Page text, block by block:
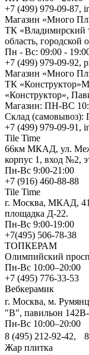
+7 (499) 979-09-87,
Магазин «Много
ТК «Владимирский
область, городской
Пн - Вс: 09:00 -
+7 (499) 979-09-92,
Магазин «Много
ТК
«Конструктор»,
Магазин: ПН-ВС
Склад
+7 (499) 979-09-91,
Tile Time
66км МКАД, ул.
корпус 1, вход №2,
Пн-Вс 9:00-21:00
+7 (916) 460-88-88
Tile Time
г. Москва, МКАД,
площадка Д-22.
Пн-Вс 9:00-19:00
+7(495) 506-78-38
ТОПКЕРАМ
Олимпийский
Пн-Вс 10:00–20:00
+7 (495) 776-33-53
Вебкерамик
г. Москва, м.
"В", павильон
Пн-Вс 10:00–20:00
8 (495) 212-92-42,
Жар плитка